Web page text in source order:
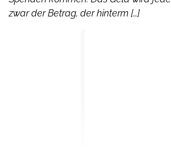
zwar der Betrag, der hinterm […]